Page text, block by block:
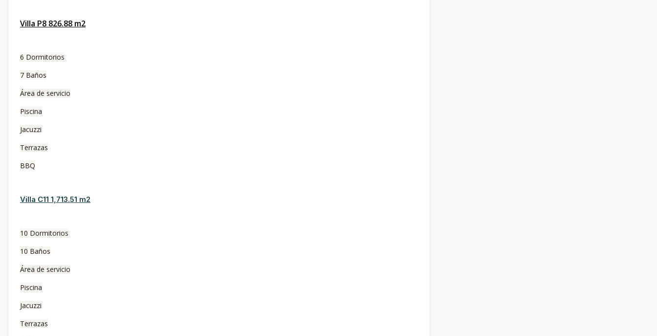
Villa P8 826.88 m2
6 Dormitorios
7 Baños
Área de servicio
Piscina
Jacuzzi
Terrazas
BBQ
Villa C11 1,713.51 m2
10 Dormitorios
10 Baños
Área de servicio
Piscina
Jacuzzi
Terrazas